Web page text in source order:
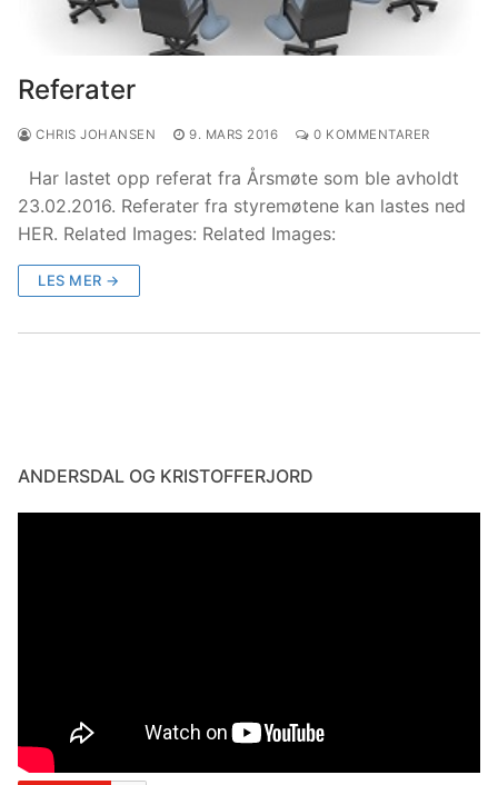
Referater
CHRIS JOHANSEN 9. MARS 2016 0 KOMMENTARER
Har lastet opp referat fra Årsmøte som ble avholdt
23.02.2016. Referater fra styremøtene kan lastes ned
HER. Related Images: Related Images:
LES MER →
ANDERSDAL OG KRISTOFFERJORD